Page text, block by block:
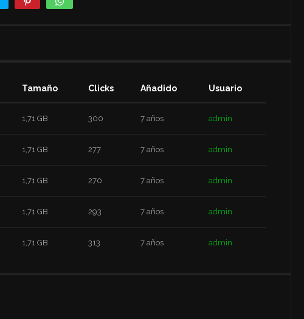
Tamaño Clicks Añadido Usuario
1,71 GB 300 7 años admin
1,71 GB 277 7 años admin
1,71 GB 270 7 años admin
1,71 GB 293 7 años admin
1,71 GB 313 7 años admin